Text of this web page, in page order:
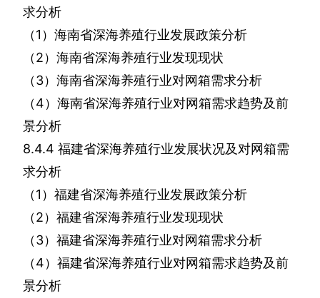
求分析
（1 ）海南省深海养殖行业发展政策分析
（2）海南省深海养殖行业发现现状
（3）海南省深海养殖行业对网箱需求分析
（4）海南省深海养殖行业对网箱需求趋势及前
景分析
8.4.4 福建省深海养殖行业发展状况及对网箱需
求分析
（1 ）福建省深海养殖行业发展政策分析
（2）福建省深海养殖行业发现现状
（3）福建省深海养殖行业对网箱需求分析
（4）福建省深海养殖行业对网箱需求趋势及前
景分析